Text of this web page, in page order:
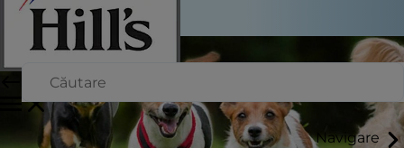
Navigare
Staff Author